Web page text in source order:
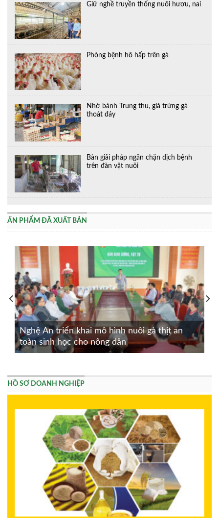
Giữ nghề truyền thống nuôi hươu, nai
Phòng bệnh hô hấp trên gà
Nhờ bánh Trung thu, giá trứng gà
thoát đáy
Bàn giải pháp ngăn chặn dịch bệnh
trên đàn vật nuôi
ẤN PHẨM ĐÃ XUẤT BẢN
Nghệ An triển khai mô hình nuôi gà thịt an
toàn sinh học cho nông dân
HỒ SƠ DOANH NGHIỆP